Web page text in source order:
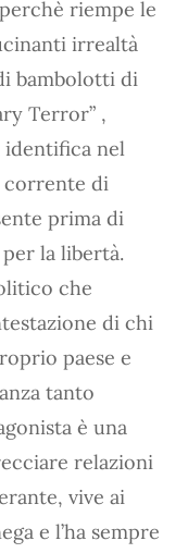
riempe le
irrealtà
bambolotti di
Terror” ,
identifica nel
corrente di
prima di
la libertà.
che
di chi
paese e
tanto
è una
relazioni
vive ai
e l’ha sempre